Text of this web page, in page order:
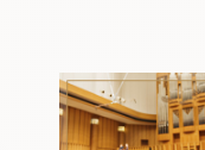
の音楽家 Aからの眺望
過去の特集